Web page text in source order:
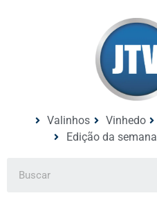
Valinhos Vinhedo
Edição da semana